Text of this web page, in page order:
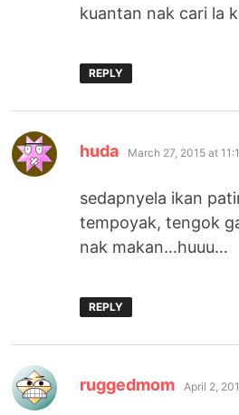
kuantan nak cari la
REPLY
huda says:
March 27, 2015 at
sedapnyela ikan
tempoyak, tengok
nak makan…huuu…
REPLY
ruggedmom says:
April 2,